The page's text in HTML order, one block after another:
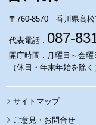
〒760-8570 香川県高松
代表電話 : 087-
開庁時間 : 月曜日～金
（休日・年末年始を除く
サイトマップ